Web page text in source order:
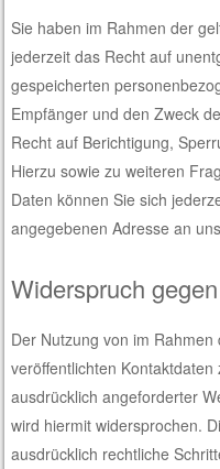
Sie haben im Rahmen der
jederzeit das Recht auf
gespeicherten
Empfänger und den Zweck
Recht auf Berichtigung,
Hierzu sowie zu weiteren
Daten können Sie sich
angegebenen Adresse an
Widerspruch
Der Nutzung von im
veröffentlichten
ausdrücklich angeforderter
wird hiermit widersprochen.
ausdrücklich rechtliche